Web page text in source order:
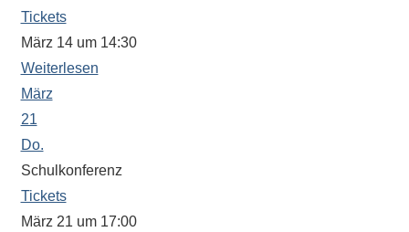
Tickets
März 14 um 14:30
Weiterlesen
März
21
Do.
Schulkonferenz
Tickets
März 21 um 17:00